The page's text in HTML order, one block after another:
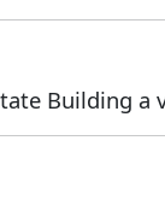
Building a